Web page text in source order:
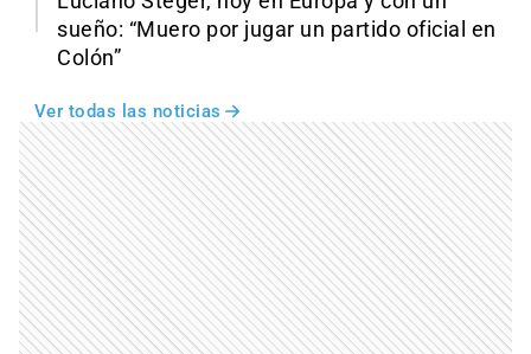
sueño: “Muero por jugar un partido oficial en
Colón”
Ver todas las noticias